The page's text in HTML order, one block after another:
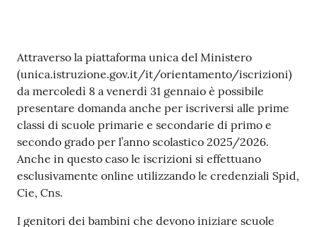
Contenuto
Attraverso la piattaforma unica del Ministero
(unica.istruzione.gov.it/it/orientamento/iscrizioni)
da mercoledì 8 a venerdì 31 gennaio è possibile
presentare domanda anche per iscriversi alle prime
classi di scuole primarie e secondarie di primo e
secondo grado per l’anno scolastico 2025/2026.
Anche in questo caso le iscrizioni si effettuano
esclusivamente online utilizzando le credenziali Spid,
Cie, Cns.
I genitori dei bambini che devono iniziare scuole